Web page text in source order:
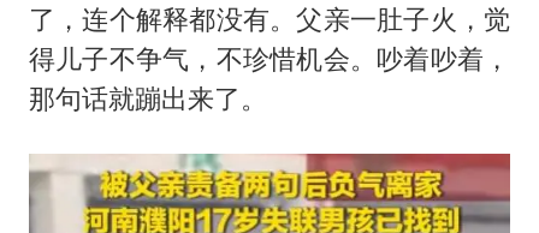
了，连个解释都没有。父亲一肚子火，觉
得儿子不争气，不珍惜机会。吵着吵着，
那句话就蹦出来了。